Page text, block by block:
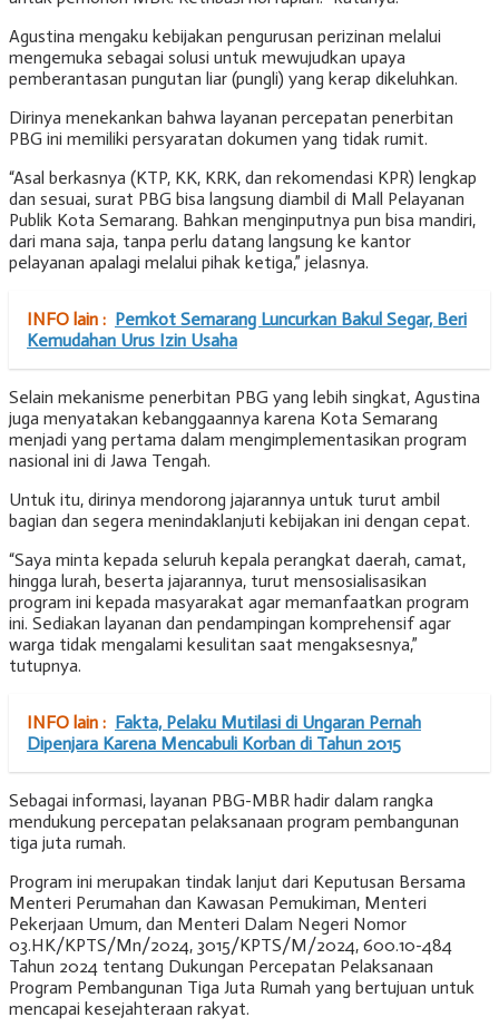
Agustina mengaku kebijakan pengurusan perizinan melalui
mengemuka sebagai solusi untuk mewujudkan upaya
pemberantasan pungutan liar (pungli) yang kerap dikeluhkan.
Dirinya menekankan bahwa layanan percepatan penerbitan
PBG ini memiliki persyaratan dokumen yang tidak rumit.
“Asal berkasnya (KTP, KK, KRK, dan rekomendasi KPR) lengkap
dan sesuai, surat PBG bisa langsung diambil di Mall Pelayanan
Publik Kota Semarang. Bahkan menginputnya pun bisa mandiri,
dari mana saja, tanpa perlu datang langsung ke kantor
pelayanan apalagi melalui pihak ketiga,” jelasnya.
INFO lain : Pemkot Semarang Luncurkan Bakul Segar, Beri
Kemudahan Urus Izin Usaha
Selain mekanisme penerbitan PBG yang lebih singkat, Agustina
juga menyatakan kebanggaannya karena Kota Semarang
menjadi yang pertama dalam mengimplementasikan program
nasional ini di Jawa Tengah.
Untuk itu, dirinya mendorong jajarannya untuk turut ambil
bagian dan segera menindaklanjuti kebijakan ini dengan cepat.
“Saya minta kepada seluruh kepala perangkat daerah, camat,
hingga lurah, beserta jajarannya, turut mensosialisasikan
program ini kepada masyarakat agar memanfaatkan program
ini. Sediakan layanan dan pendampingan komprehensif agar
warga tidak mengalami kesulitan saat mengaksesnya,”
tutupnya.
INFO lain : Fakta, Pelaku Mutilasi di Ungaran Pernah
Dipenjara Karena Mencabuli Korban di Tahun 2015
Sebagai informasi, layanan PBG-MBR hadir dalam rangka
mendukung percepatan pelaksanaan program pembangunan
tiga juta rumah.
Program ini merupakan tindak lanjut dari Keputusan Bersama
Menteri Perumahan dan Kawasan Pemukiman, Menteri
Pekerjaan Umum, dan Menteri Dalam Negeri Nomor
03.HK/KPTS/Mn/2024, 3015/KPTS/M/2024, 600.10-484
Tahun 2024 tentang Dukungan Percepatan Pelaksanaan
Program Pembangunan Tiga Juta Rumah yang bertujuan untuk
mencapai kesejahteraan rakyat.